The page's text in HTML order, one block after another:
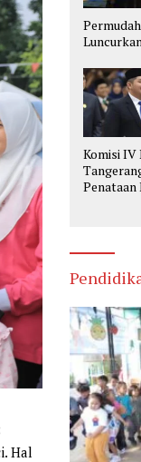
Hal
Komisi IV
Penataan